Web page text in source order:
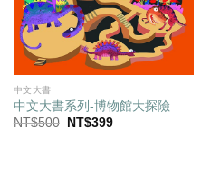
中文大書
中文大書系列-博物館大探險
NT$500
原
NT$399目